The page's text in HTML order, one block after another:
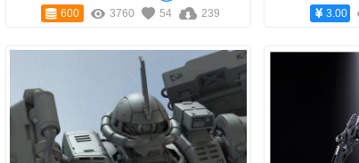
600 3760 54 239 3.00